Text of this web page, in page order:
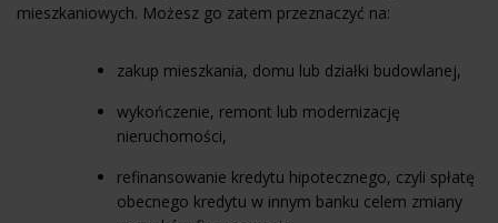
mieszkaniowych. Możesz go zatem przeznaczyć na:
zakup mieszkania, domu lub działki budowlanej,
wykończenie, remont lub modernizację
nieruchomości,
refinansowanie kredytu hipotecznego, czyli spłatę
obecnego kredytu w innym banku celem zmiany